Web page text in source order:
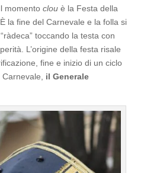
momentoclou è la Festa della
la fine del Carnevale e la folla si
toccando la testa con
L’origine della festa risale
fine e inizio di un ciclo
il Generale